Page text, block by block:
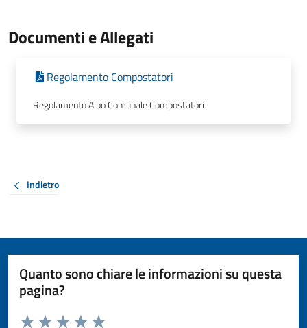
Documenti e Allegati
Regolamento Compostatori
Regolamento Albo Comunale Compostatori
Indietro
Quanto sono chiare le informazioni su questa
pagina?
Valuta da 1 a 5 stelle la pagina